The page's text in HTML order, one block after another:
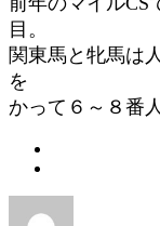
目。
関東馬と牝馬は
を
かって６～８番